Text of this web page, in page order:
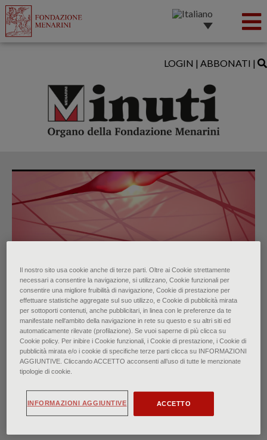
LOGIN | ABBONATI |
Le masse dei tessuti molli:
valutazione e trattamento
di
Dr. Suraj Achar, Dr. Jarrod Yamanaka, Dr. Jennifer Oberstar
Il nostro sito usa cookie anche di terze parti. Oltre ai Cookie strettamente
necessari a consentire la navigazione, si utilizzano, Cookie funzionali per
consentire una migliore fruibilità di navigazione, Cookie di prestazione per
effettuare statistiche aggregate sul suo utilizzo, e Cookie di pubblicità mirata
per sottoporti contenuti, anche pubblicitari, in linea con le preferenze da te
manifestate nell‘ambito della navigazione in rete su questo e su altri siti ed
automaticamente rilevate (profilazione). Se vuoi saperne di più clicca su
Cookie policy. Per inibire i Cookie funzionali, i Cookie di prestazione, i Cookie di
pubblicità mirata e/o i cookie di specifiche terze parti clicca su INFORMAZIONI
AGGIUNTIVE. Cliccando ACCETTO acconsenti all’uso di tutte le menzionate
tipologie di cookie.
ACCETTO
INFORMAZIONI AGGIUNTIVE